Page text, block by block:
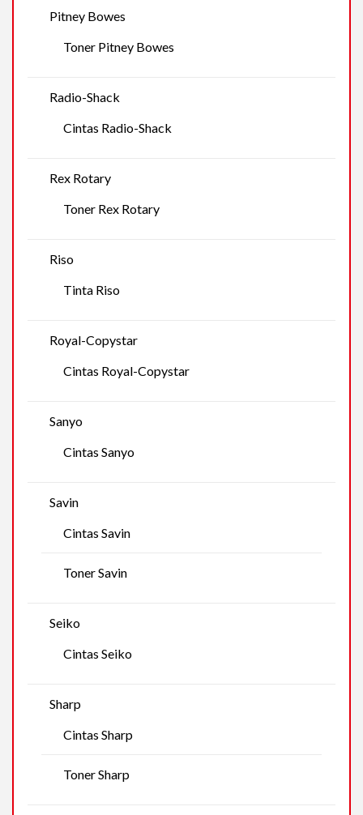
Pitney Bowes
Toner Pitney Bowes
Radio-Shack
Cintas Radio-Shack
Rex Rotary
Toner Rex Rotary
Riso
Tinta Riso
Royal-Copystar
Cintas Royal-Copystar
Sanyo
Cintas Sanyo
Savin
Cintas Savin
Toner Savin
Seiko
Cintas Seiko
Sharp
Cintas Sharp
Toner Sharp